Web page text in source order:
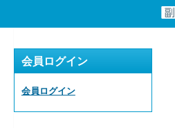
会員ログイン
会員ログイン